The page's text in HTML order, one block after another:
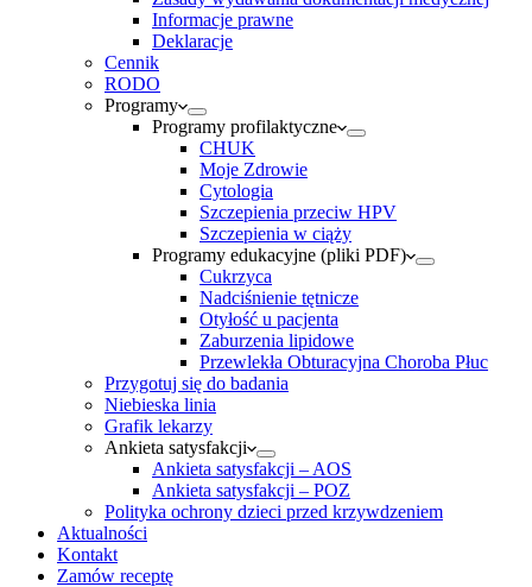
Informacje prawne
Deklaracje
Cennik
RODO
Programy
Programy profilaktyczne
CHUK
Moje Zdrowie
Cytologia
Szczepienia przeciw HPV
Szczepienia w ciąży
Programy edukacyjne (pliki PDF)
Cukrzyca
Nadciśnienie tętnicze
Otyłość u pacjenta
Zaburzenia lipidowe
Przewlekła Obturacyjna Choroba Płuc
Przygotuj się do badania
Niebieska linia
Grafik lekarzy
Ankieta satysfakcji
Ankieta satysfakcji – AOS
Ankieta satysfakcji – POZ
Polityka ochrony dzieci przed krzywdzeniem
Aktualności
Kontakt
Zamów receptę